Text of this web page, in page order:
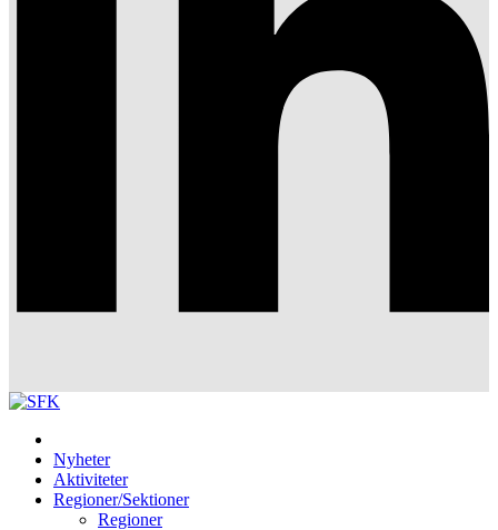
Nyheter
Aktiviteter
Regioner/Sektioner
Regioner